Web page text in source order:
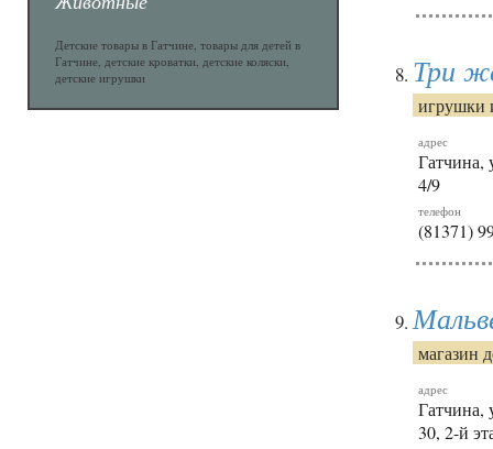
Детские товары в Гатчине, товары для детей в
Гатчине, детские кроватки, детские коляски,
детские игрушки
Три
игрушки
адрес
Гатчина,
4/9
телефон
(81371)
магазин
адрес
Гатчина,
30, 2-й